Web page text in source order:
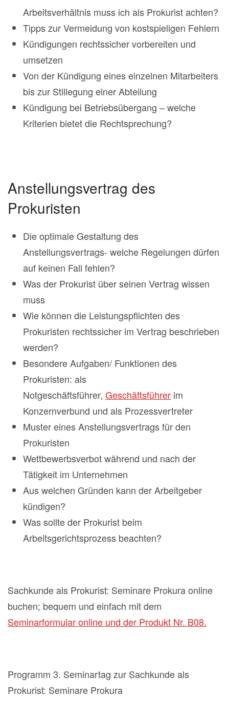
Arbeitsverhältnis muss ich als Prokurist achten?
Tipps zur Vermeidung von kostspieligen Fehlern
Kündigungen rechtssicher vorbereiten und
umsetzen
Von der Kündigung eines einzelnen Mitarbeiters
bis zur Stillegung einer Abteilung
Kündigung bei Betriebsübergang – welche
Kriterien bietet die Rechtsprechung?
Anstellungsvertrag des
Prokuristen
Die optimale Gestaltung des
Anstellungsvertrags- welche Regelungen dürfen
auf keinen Fall fehlen?
Was der Prokurist über seinen Vertrag wissen
muss
Wie können die Leistungspflichten des
Prokuristen rechtssicher im Vertrag beschrieben
werden?
Besondere Aufgaben/ Funktionen des
Prokuristen: als
Notgeschäftsführer, Geschäftsführer im
Konzernverbund und als Prozessvertreter
Muster eines Anstellungsvertrags für den
Prokuristen
Wettbewerbsverbot während und nach der
Tätigkeit im Unternehmen
Aus welchen Gründen kann der Arbeitgeber
kündigen?
Was sollte der Prokurist beim
Arbeitsgerichtsprozess beachten?
Sachkunde als Prokurist: Seminare Prokura online
buchen; bequem und einfach mit dem
Seminarformular online und der Produkt Nr. B08.
Programm 3. Seminartag zur Sachkunde als
Prokurist: Seminare Prokura